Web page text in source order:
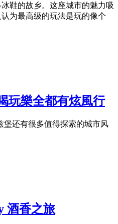
鞋的故乡。这座城市的魅力吸
为最高级的玩法是玩的像个
玩樂全都有炫風行
堡还有很多值得探索的城市风
酒香之旅